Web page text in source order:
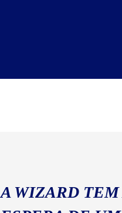
A WIZARD